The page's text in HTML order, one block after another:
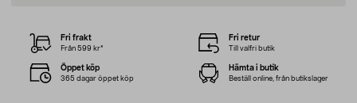
Fri frakt
Från 599 kr*
Fri retur
Till valfri butik
Öppet köp
365 dagar öppet köp
Hämta i butik
Beställ online, från butikslager